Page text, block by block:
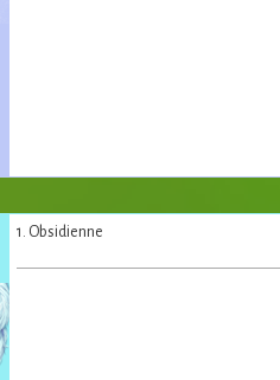
1. Obsidienne